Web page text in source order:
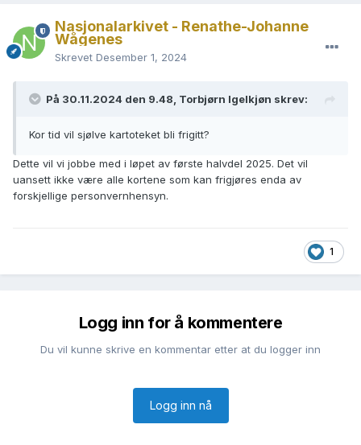
Nasjonalarkivet - Renathe-Johanne
Wågenes
Skrevet Desember 1, 2024
På 30.11.2024 den 9.48, Torbjørn Igelkjøn skrev:
Kor tid vil sjølve kartoteket bli frigitt?
Dette vil vi jobbe med i løpet av første halvdel 2025. Det vil
uansett ikke være alle kortene som kan frigjøres enda av
forskjellige personvernhensyn.
1
Logg inn for å kommentere
Du vil kunne skrive en kommentar etter at du logger inn
Logg inn nå